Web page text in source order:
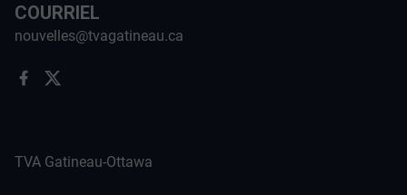
COURRIEL
nouvelles@tvagatineau.ca
TVA Gatineau-Ottawa